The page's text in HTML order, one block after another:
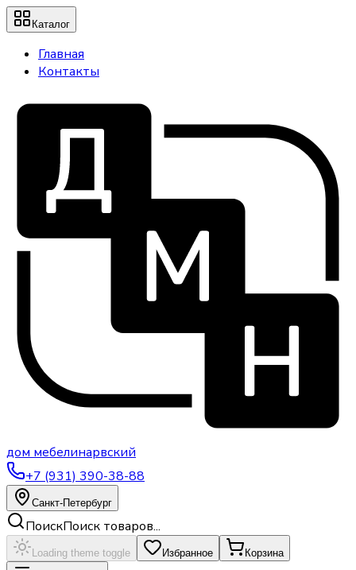
Каталог
Главная
Контакты
дом мебелинарвский
+7 (931) 390-38-88
Санкт-Петербург
ПоискПоиск товаров...
Loading theme toggle Избранное Корзина